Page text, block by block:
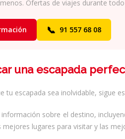
Ofertas de viajes durante
📞 91 557 68 08
una escapada
tu escapada sea inolvidable, sigue
información sobre el destino,
mejores lugares para visitar y las